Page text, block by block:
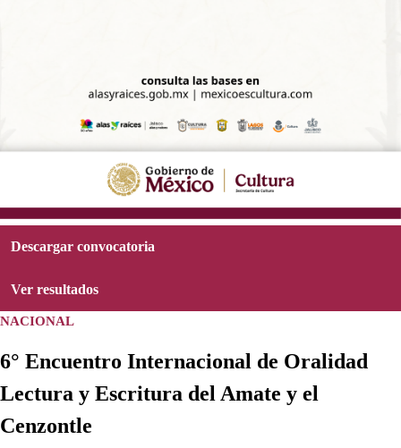
Descargar convocatoria
Ver resultados
NACIONAL
6° Encuentro Internacional de Oralidad
Lectura y Escritura del Amate y el
Cenzontle